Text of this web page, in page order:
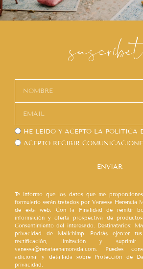
HE LEÍDO Y ACEPTO LA POLÍTICA
ACEPTO RECIBIR
ENVIAR
Te informo que los datos que me
formulario serán tratados por Vanessa Herencia
de esta web. Con la Finalidad de remitir
información y oferta prospectiva de
Consentimiento del interesado. Destinatarios:
privacidad de Mailchimp. Podrás ejercer
rectificación, limitación y
vanessa@renataenamorada.com. Puedes
adicional y detallada sobre Protección de
privacidad.